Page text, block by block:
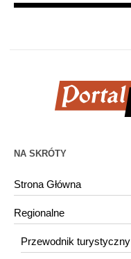
NA SKRÓTY
Strona Główna
Regionalne
Przewodnik turystyczny